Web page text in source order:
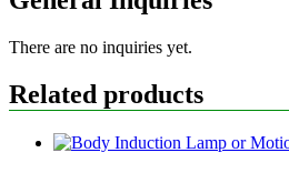
There are no inquiries yet.
Related products